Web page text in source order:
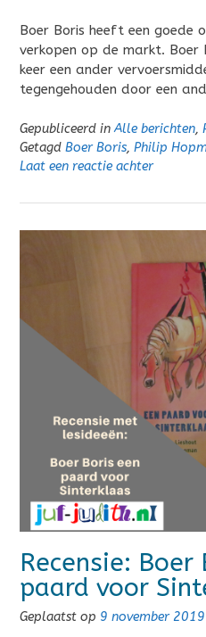
Boer Boris heeft een goede
verkopen op de markt. Boer
keer een ander
tegengehouden door een
Gepubliceerd inAlle berichten,
Getagd Boer Boris, Philip
Laat een reactie achter
Recensie: Boer
paard voor
Geplaatst op 9 november 2019